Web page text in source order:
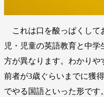
これは口を酸っぱくして
児・児童の英語教育と中学
方が異なります。わかりや
前者が3歳ぐらいまでに獲
でやる国語といった形で